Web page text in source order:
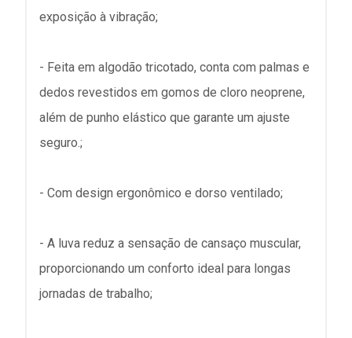
exposição à vibração;
- Feita em algodão tricotado, conta com palmas e
dedos revestidos em gomos de cloro neoprene,
além de punho elástico que garante um ajuste
seguro.;
- Com design ergonômico e dorso ventilado;
- A luva reduz a sensação de cansaço muscular,
proporcionando um conforto ideal para longas
jornadas de trabalho;